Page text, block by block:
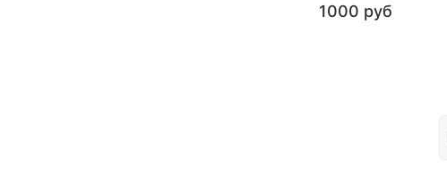
1000 руб